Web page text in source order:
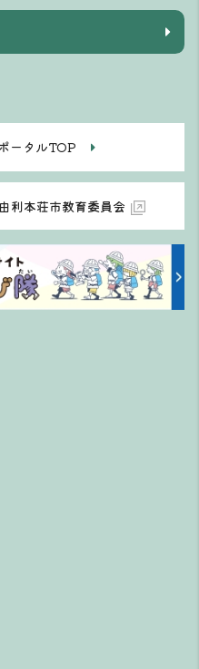
ータルTOP
利本荘市教育委員会